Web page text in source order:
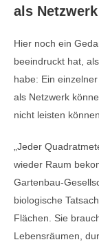
als Netzwerk
Hier noch ein
beeindruckt hat,
habe: Ein
als Netzwerk
nicht leisten können.
„Jeder
wieder Raum
Gartenbau-
biologische
Flächen. Sie
Lebensräumen,